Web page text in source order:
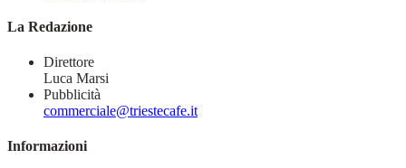
La Redazione
Direttore
Luca Marsi
Pubblicità
commerciale@triestecafe.it
Informazioni